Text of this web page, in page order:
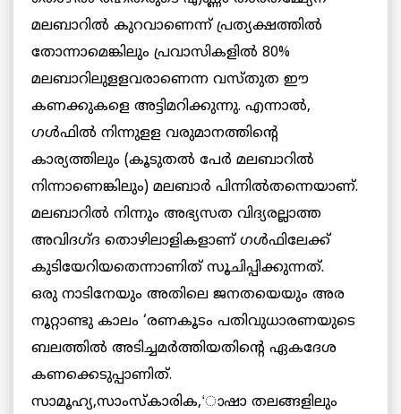
മലബാറില്‍ കുറവാണെന്ന് പ്രത്യക്ഷത്തില്‍
തോന്നാമെങ്കിലും പ്രവാസികളില്‍ 80%
മലബാറിലുളളവരാണെന്ന വസ്തുത ഈ
കണക്കുകളെ അട്ടിമറിക്കുന്നു. എന്നാല്‍,
ഗള്‍ഫില്‍ നിന്നുളള വരുമാനത്തിന്റെ
കാര്യത്തിലും (കൂടുതല്‍ പേര്‍ മലബാറില്‍
നിന്നാണെങ്കിലും) മലബാര്‍ പിന്നില്‍തന്നെയാണ്.
മലബാറില്‍ നിന്നും അഭ്യസത വിദ്യരല്ലാത്ത
അവിദഗ്ദ തൊഴിലാളികളാണ് ഗള്‍ഫിലേക്ക്
കുടിയേറിയതെന്നാണിത് സൂചിപ്പിക്കുന്നത്.
ഒരു നാടിനേയും അതിലെ ജനതയെയും അര
നൂറ്റാണ്ടു കാലം ‘രണകൂടം പതിവുധാരണയുടെ
ബലത്തില്‍ അടിച്ചമര്‍ത്തിയതിന്റെ ഏകദേശ
കണക്കെടുപ്പാണിത്.
സാമൂഹ്യ,സാംസ്കാരിക,‘ാഷാ തലങ്ങളിലും